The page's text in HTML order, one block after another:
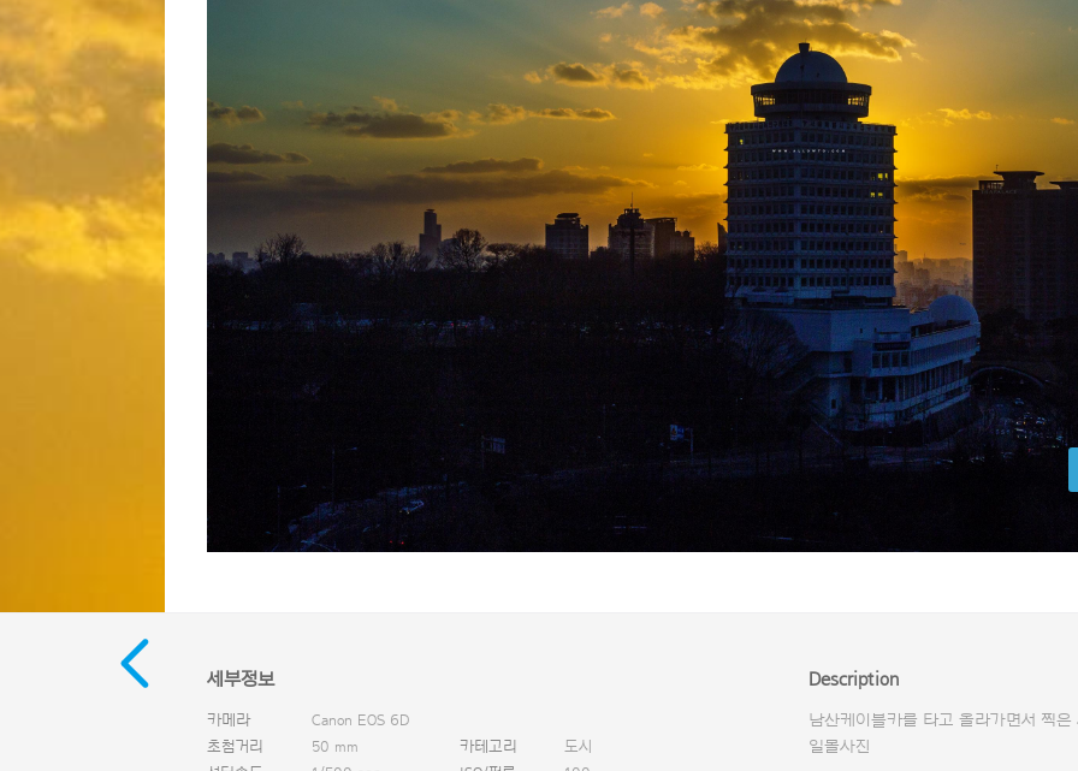
세부정보
카메라
Canon EOS 6D
초첨거리
50 mm 카테고리
도시
Description
남산케이블카를 타고 올라가면서 찍은
일몰사진